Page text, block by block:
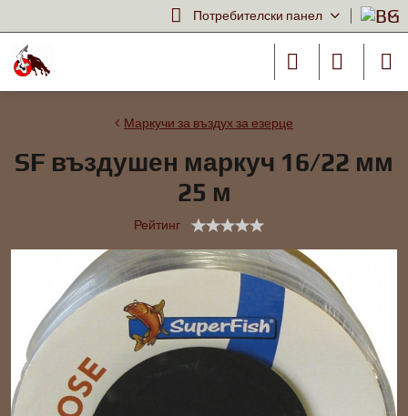
Потребителски панел
Маркучи за въздух за езерце
SF въздушен маркуч 16/22 мм
25 м
Рейтинг